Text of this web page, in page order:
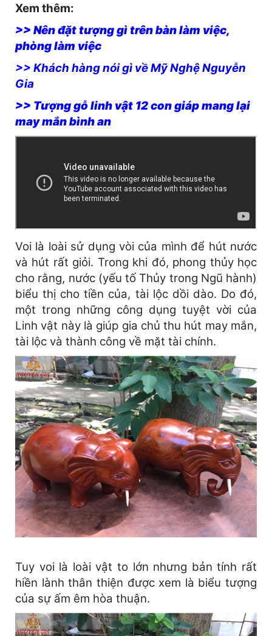
Xem thêm:
>> Nên đặt tượng gì trên bàn làm việc,
phòng làm việc
>> Khách hàng nói gì về Mỹ Nghệ Nguyễn
Gia
>> Tượng gỗ linh vật 12 con giáp mang lại
may mắn bình an
Voi là loài sử dụng vòi của mình để hút nước
và hút rất giỏi. Trong khi đó, phong thủy học
cho rằng, nước (yếu tố Thủy trong Ngũ hành)
biểu thị cho tiền của, tài lộc dồi dào. Do đó,
một trong những công dụng tuyệt vời của
Linh vật này là giúp gia chủ thu hút may mắn,
tài lộc và thành công về mặt tài chính.
Tuy voi là loài vật to lớn nhưng bản tính rất
hiền lành thân thiện được xem là biểu tượng
của sự ấm êm hòa thuận.